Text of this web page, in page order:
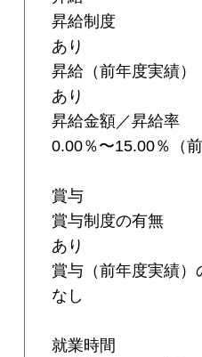
昇給制度
あり
昇給（前年度実績）
あり
昇給金額／昇給率
0.00％〜15.00％（
賞与
賞与制度の有無
あり
賞与（前年度実績）
なし
就業時間